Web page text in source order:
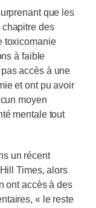
que les
des
toxicomanie
à faible
accès à une
et ont pu avoir
moyen
mentale tout
un récent
Times, alors
ont accès à des
« le reste